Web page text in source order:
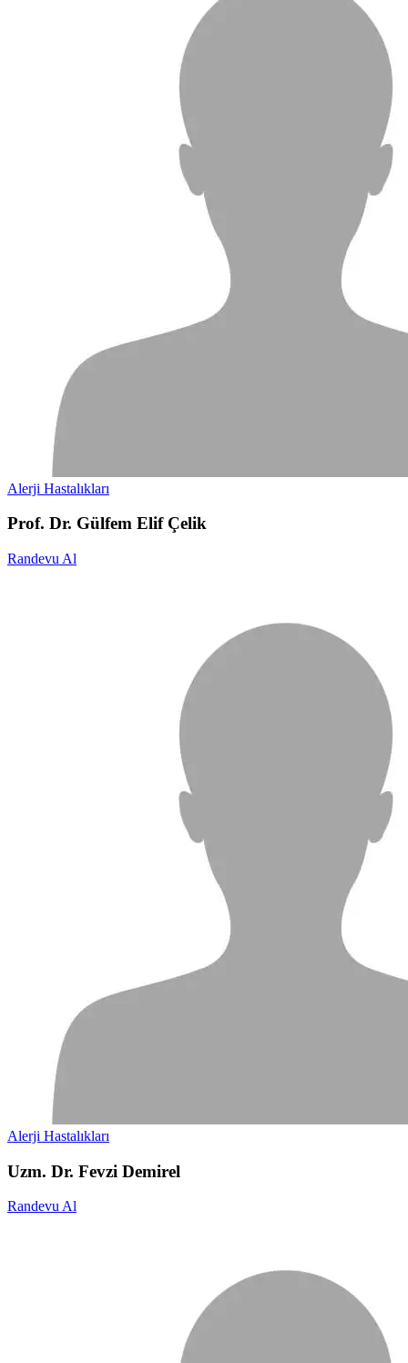
Alerji Hastalıkları
Prof. Dr. Gülfem Elif Çelik
Randevu Al
Alerji Hastalıkları
Uzm. Dr. Fevzi Demirel
Randevu Al